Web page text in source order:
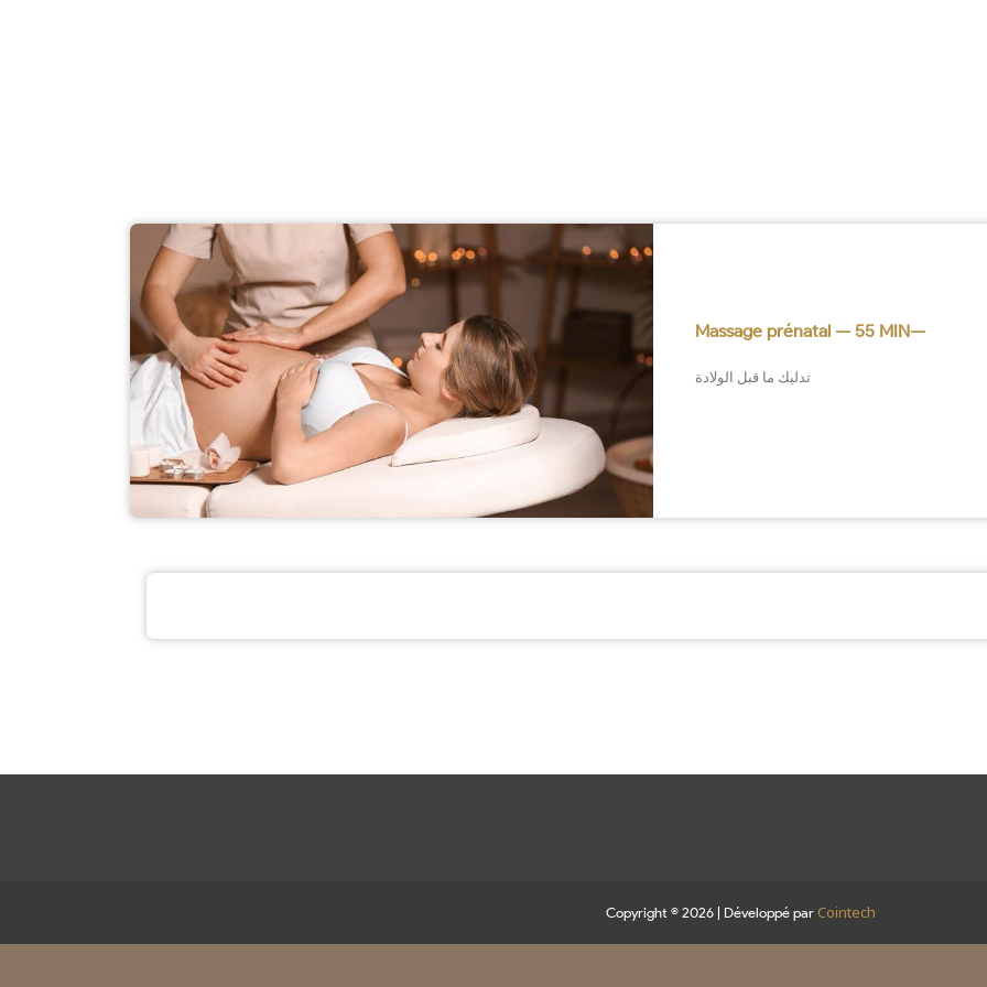
Massage prénatal — 55 MIN—
تدليك ما قبل الولادة
Copyright © 2026 | Développé par Cointech